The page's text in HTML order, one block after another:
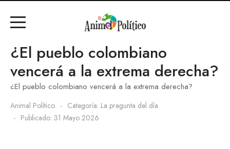
¿El pueblo colombiano
vencerá a la extrema derecha?
¿El pueblo colombiano vencerá a la extrema derecha?
Animal Político Categoría: La pregunta del día
Publicado: 31 Mayo 2026